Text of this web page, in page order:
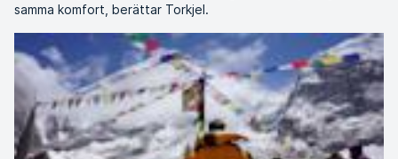
samma komfort, berättar Torkjel.